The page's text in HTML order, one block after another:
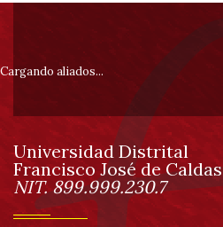
Información
pie
de
página
Cargando aliados...
Información
Universidad Distrital
Francisco José de Caldas
NIT. 899.999.230.7